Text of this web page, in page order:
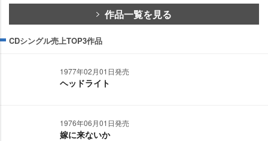
作品一覧を見る
CDシングル売上TOP3作品
1977年02月01日発売
ヘッドライト
1976年06月01日発売
嫁に来ないか